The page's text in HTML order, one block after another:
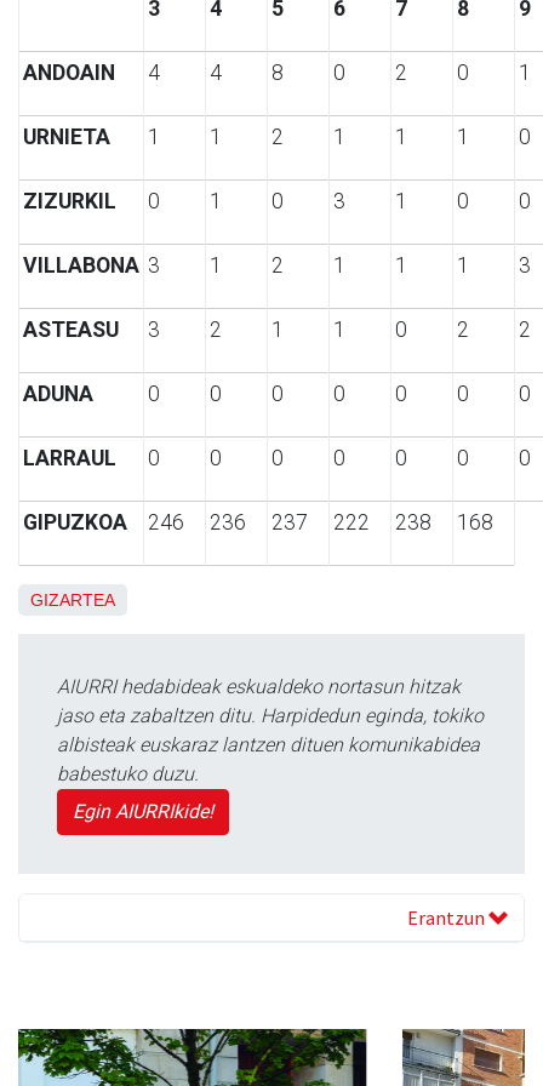
3
4
5
6
7
8
9
ANDOAIN 4 4 8 0 2 0 1
URNIETA 1 1 2 1 1 1 0
ZIZURKIL 0 1 0 3 1 0 0
VILLABONA 3 1 2 1 1 1 3
ASTEASU 3 2 1 1 0 2 2
ADUNA 0 0 0 0 0 0 0
LARRAUL 0 0 0 0 0 0 0
GIPUZKOA 246 236 237 222 238 168
GIZARTEA
AIURRI hedabideak eskualdeko nortasun hitzak
jaso eta zabaltzen ditu. Harpidedun eginda, tokiko
albisteak euskaraz lantzen dituen komunikabidea
babestuko duzu.
Egin AIURRIkide!
Erantzun